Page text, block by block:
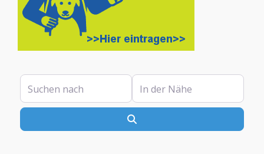
Suchen nach In der Nähe